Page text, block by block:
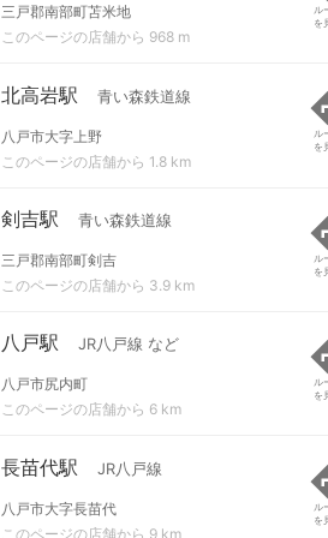
三戸郡南部町苫米地
このページの店舗から 968 m
ル
を
北高岩駅 青い森鉄道線
八戸市大字上野
このページの店舗から 1.8 km
ル
を
剣吉駅 青い森鉄道線
三戸郡南部町剣吉
このページの店舗から 3.9 km
ル
を
八戸駅 JR八戸線 など
八戸市尻内町
このページの店舗から 6 km
ル
を
長苗代駅 JR八戸線
八戸市大字長苗代
このページの店舗から 9 km
ル
を